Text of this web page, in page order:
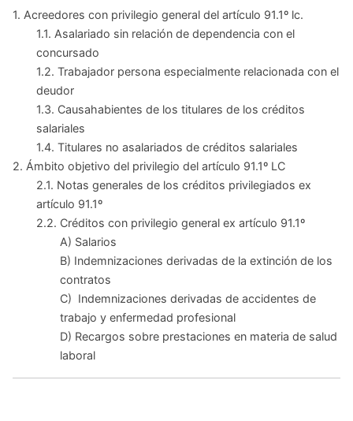
1. Acreedores con privilegio general del artículo 91.1º lc.
1.1. Asalariado sin relación de dependencia con el
concursado
1.2. Trabajador persona especialmente relacionada con el
deudor
1.3. Causahabientes de los titulares de los créditos
salariales
1.4. Titulares no asalariados de créditos salariales
2. Ámbito objetivo del privilegio del artículo 91.1º LC
2.1. Notas generales de los créditos privilegiados ex
artículo 91.1º
2.2. Créditos con privilegio general ex artículo 91.1º
A) Salarios
B) Indemnizaciones derivadas de la extinción de los
contratos
C) Indemnizaciones derivadas de accidentes de
trabajo y enfermedad profesional
D) Recargos sobre prestaciones en materia de salud
laboral